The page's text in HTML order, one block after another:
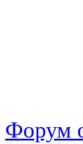
Форум